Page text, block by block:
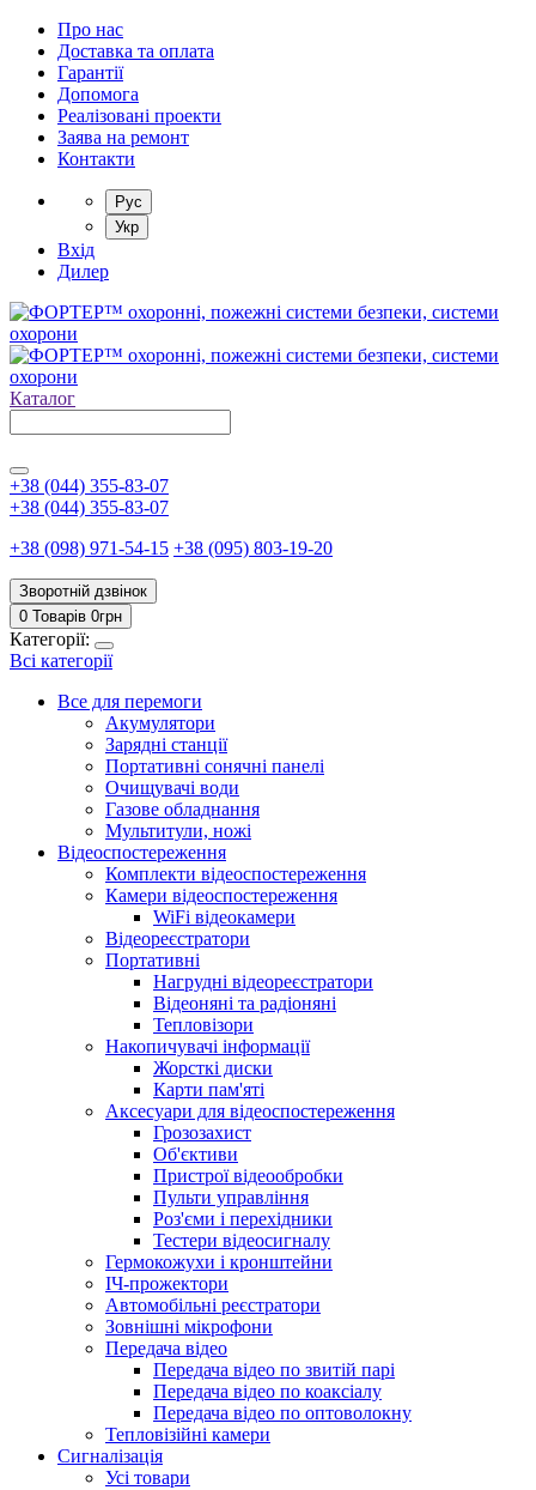
Про нас
Доставка та оплата
Гарантії
Допомога
Реалізовані проекти
Заява на ремонт
Контакти
Рус
Укр
Вхід
Дилер
Каталог
+38 (044) 355-83-07
+38 (044) 355-83-07
+38 (098) 971-54-15 +38 (095) 803-19-20
Зворотній дзвінок
0 Товарів 0грн
Категорії:
Всі категорії
Все для перемоги
Акумулятори
Зарядні станції
Портативні сонячні панелі
Очищувачі води
Газове обладнання
Мультитули, ножі
Відеоспостереження
Комплекти відеоспостереження
Камери відеоспостереження
WiFi відеокамери
Відеореєстратори
Портативні
Нагрудні відеореєстратори
Відеоняні та радіоняні
Тепловізори
Накопичувачі інформації
Жорсткі диски
Карти пам'яті
Аксесуари для відеоспостереження
Грозозахист
Об'єктиви
Пристрої відеообробки
Пульти управління
Роз'єми і перехідники
Тестери відеосигналу
Гермокожухи і кронштейни
ІЧ-прожектори
Автомобільні реєстратори
Зовнішні мікрофони
Передача відео
Передача відео по звитій парі
Передача відео по коаксіалу
Передача відео по оптоволокну
Тепловізійні камери
Cигналізація
Усі товари